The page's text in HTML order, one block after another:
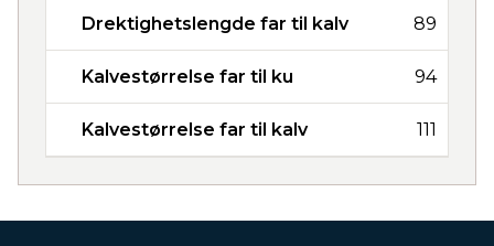
Drektighetslengde far til kalv 89
Kalvestørrelse far til ku 94
Kalvestørrelse far til kalv 111